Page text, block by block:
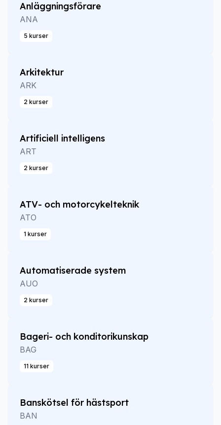
Anläggningsförare
ANA
5 kurser
Arkitektur
ARK
2 kurser
Artificiell intelligens
ART
2 kurser
ATV- och motorcykelteknik
ATO
1 kurser
Automatiserade system
AUO
2 kurser
Bageri- och konditorikunskap
BAG
11 kurser
Banskötsel för hästsport
BAN